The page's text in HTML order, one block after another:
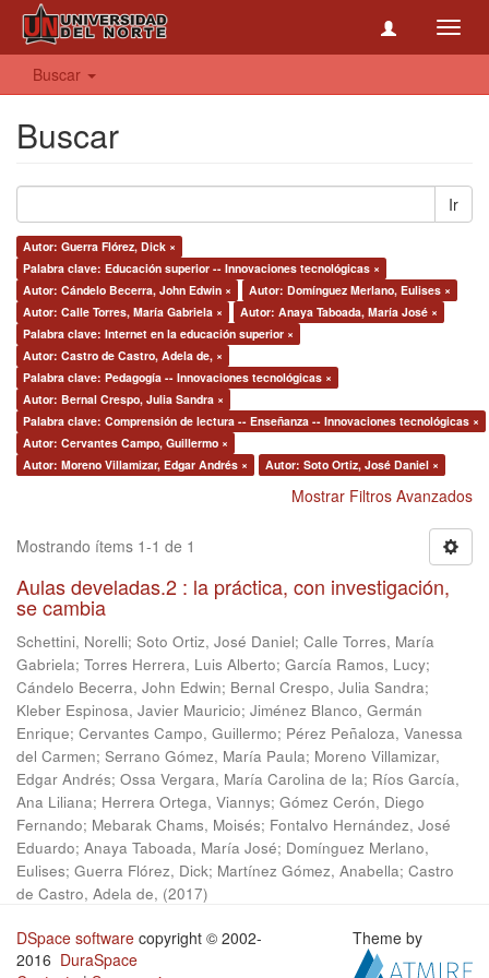
Buscar
Buscar
Ir
Autor: Guerra Flórez, Dick ×
Palabra clave: Educación superior -- Innovaciones tecnológicas ×
Autor: Cándelo Becerra, John Edwin ×
Autor: Domínguez Merlano, Eulises ×
Autor: Calle Torres, María Gabriela ×
Autor: Anaya Taboada, María José ×
Palabra clave: Internet en la educación superior ×
Autor: Castro de Castro, Adela de, ×
Palabra clave: Pedagogía -- Innovaciones tecnológicas ×
Autor: Bernal Crespo, Julia Sandra ×
Palabra clave: Comprensión de lectura -- Enseñanza -- Innovaciones tecnológicas ×
Autor: Cervantes Campo, Guillermo ×
Autor: Moreno Villamizar, Edgar Andrés ×
Autor: Soto Ortiz, José Daniel ×
Mostrar Filtros Avanzados
Mostrando ítems 1-1 de 1
Aulas develadas.2 : la práctica, con investigación,
se cambia
Schettini, Norelli; Soto Ortiz, José Daniel; Calle Torres, María
Gabriela; Torres Herrera, Luis Alberto; García Ramos, Lucy;
Cándelo Becerra, John Edwin; Bernal Crespo, Julia Sandra;
Kleber Espinosa, Javier Mauricio; Jiménez Blanco, Germán
Enrique; Cervantes Campo, Guillermo; Pérez Peñaloza, Vanessa
del Carmen; Serrano Gómez, María Paula; Moreno Villamizar,
Edgar Andrés; Ossa Vergara, María Carolina de la; Ríos García,
Ana Liliana; Herrera Ortega, Viannys; Gómez Cerón, Diego
Fernando; Mebarak Chams, Moisés; Fontalvo Hernández, José
Eduardo; Anaya Taboada, María José; Domínguez Merlano,
Eulises; Guerra Flórez, Dick; Martínez Gómez, Anabella; Castro
de Castro, Adela de, (2017)
DSpace software copyright © 2002-
2016 DuraSpace
Theme by